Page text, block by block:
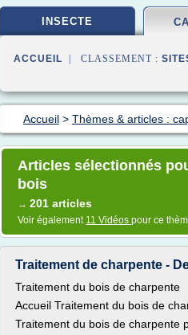
INSECTE
ACCUEIL | CLASSEMENT :
Accueil > Thèmes & articles :
Articles sélectionnés
bois
→ 201 articles
Voir également 11 Vidéos pour ce
Traitement de charpente -
Traitement du bois de charpente
Accueil Traitement du bois de
Traitement du bois de charpente